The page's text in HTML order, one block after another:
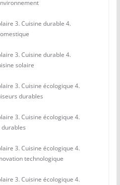
3. Cuisine durable 4.
3. Cuisine durable 4.
solaire
3. Cuisine écologique 4.
durables
3. Cuisine écologique 4.
3. Cuisine écologique 4.
technologique
3. Cuisine écologique 4.